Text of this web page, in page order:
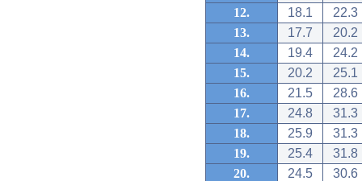
12.
18.1
22.3
13.
17.7
20.2
14.
19.4
24.2
15.
20.2
25.1
16.
21.5
28.6
17.
24.8
31.3
18.
25.9
31.3
19.
25.4
31.8
20.
24.5
30.6